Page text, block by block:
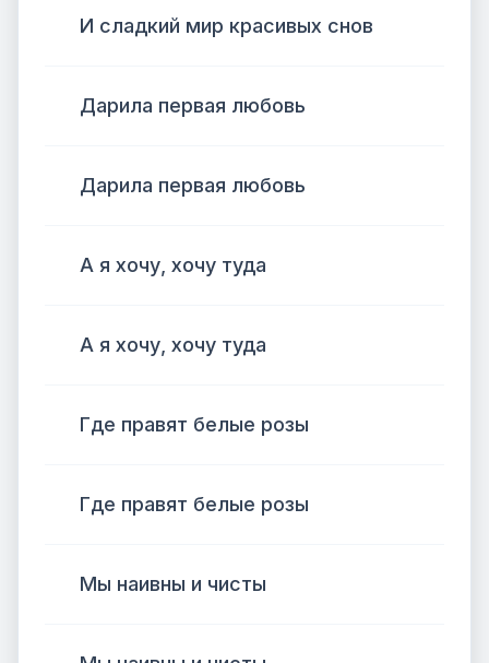
И сладкий мир красивых снов
Дарила первая любовь
Дарила первая любовь
А я хочу, хочу туда
А я хочу, хочу туда
Где правят белые розы
Где правят белые розы
Мы наивны и чисты